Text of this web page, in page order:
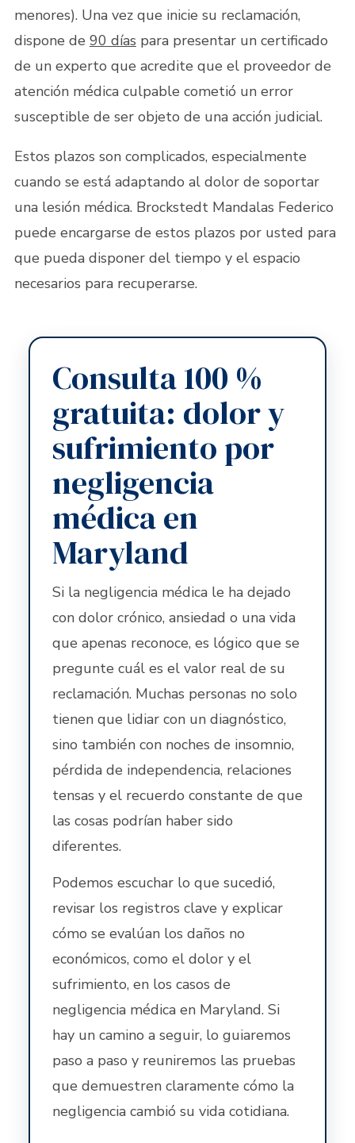
menores). Una vez que inicie su reclamación,
dispone de 90 días para presentar un certificado
de un experto que acredite que el proveedor de
atención médica culpable cometió un error
susceptible de ser objeto de una acción judicial.
Estos plazos son complicados, especialmente
cuando se está adaptando al dolor de soportar
una lesión médica. Brockstedt Mandalas Federico
puede encargarse de estos plazos por usted para
que pueda disponer del tiempo y el espacio
necesarios para recuperarse.
Consulta 100 %
gratuita: dolor y
sufrimiento por
negligencia
médica en
Maryland
Si la negligencia médica le ha dejado
con dolor crónico, ansiedad o una vida
que apenas reconoce, es lógico que se
pregunte cuál es el valor real de su
reclamación. Muchas personas no solo
tienen que lidiar con un diagnóstico,
sino también con noches de insomnio,
pérdida de independencia, relaciones
tensas y el recuerdo constante de que
las cosas podrían haber sido
diferentes.
Podemos escuchar lo que sucedió,
revisar los registros clave y explicar
cómo se evalúan los daños no
económicos, como el dolor y el
sufrimiento, en los casos de
negligencia médica en Maryland. Si
hay un camino a seguir, lo guiaremos
paso a paso y reuniremos las pruebas
que demuestren claramente cómo la
negligencia cambió su vida cotidiana.